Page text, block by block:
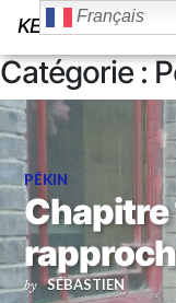
KEEP YOUR WINGS
Catégorie :
PÉKIN
Chapitre
by SÉBASTIEN
Français